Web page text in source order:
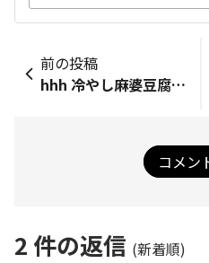
前の投稿
hhh 冷やし麻婆豆腐丼～
コメン
2 件の返信 (新着順)